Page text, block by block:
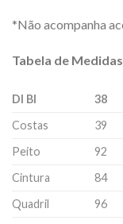
*Não acompanha
Tabela de
DI Bl 38
Costas
39
Peito
92
Cintura
84
Quadril
96